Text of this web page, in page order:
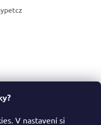
V nastavení si